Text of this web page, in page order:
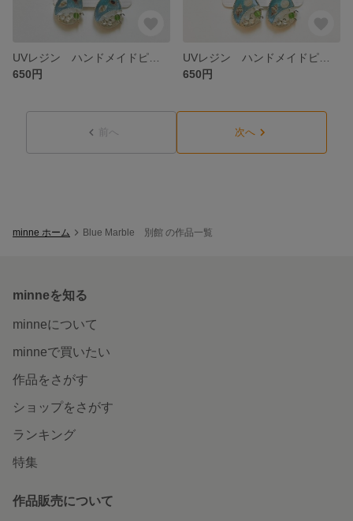
650円
650円
前へ 次へ
minne ホーム Blue Marble 別館 の作品一覧
minneを知る
minneについて
minneで買いたい
作品をさがす
ショップをさがす
ランキング
特集
作品販売について